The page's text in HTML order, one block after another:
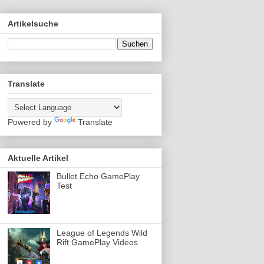
Artikelsuche
Translate
Powered by Translate
Aktuelle Artikel
Bullet Echo GamePlay
Test
League of Legends Wild
Rift GamePlay Videos